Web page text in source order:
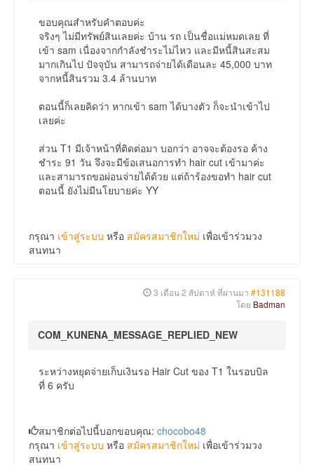
ขอบคุณสำหรับคำตอบค่ะ
จริงๆ ไม่มีทรัพย์สินเลยค่ะ บ้าน รถ เป็นชื่อแม่หมดเลย ที่
เข้า sam เนื่องจากกำลังชำระไม่ไหว และมีหนี้สินสะสม
มากเกินไป ปัจจุบัน สามารถจ่ายได้เดือนละ 45,000 บาท
จากหนี้สินรวม 3.4 ล้านบาท
ตอนนี้ก็เลยคิดว่า หากเข้า sam ได้บางตัว ก็จะนำเข้าไป
เลยค่ะ
ส่วน T1 มีเจ้าหน้าที่ติดต่อมา บอกว่า อาจจะต้องรอ ค้าง
ชำระ 91 วัน จึงจะมีข้อเสนอการทำ hair cut เข้ามาค่ะ
และสามารถขอผ่อนจ่ายได้ด้วย แต่ถ้าร้องขอทำ hair cut
ตอนนี้ ยังไม่มีนโยบายค่ะ YY
กรุณา เข้าสู่ระบบ หรือ สมัครสมาชิกใหม่ เพื่อเข้าร่วมวง
สนทนา
3 เดือน 2 สัปดาห์ ที่ผ่านมา #131188
โดย Badman
COM_KUNENA_MESSAGE_REPLIED_NEW
ระหว่างหยุดจ่ายเก็บเงินรอ Hair Cut ของ T1 ในรอบบิล
ที่ 6 ครับ
สมาชิกต่อไปนี้บอกขอบคุณ: chocobo48
กรุณา เข้าสู่ระบบ หรือ สมัครสมาชิกใหม่ เพื่อเข้าร่วมวง
สนทนา